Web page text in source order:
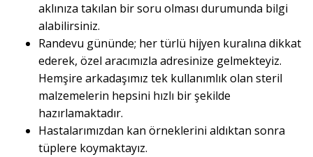
aklınıza takılan bir soru olması durumunda bilgi
alabilirsiniz.
Randevu gününde; her türlü hijyen kuralına dikkat
ederek, özel aracımızla adresinize gelmekteyiz.
Hemşire arkadaşımız tek kullanımlık olan steril
malzemelerin hepsini hızlı bir şekilde
hazırlamaktadır.
Hastalarımızdan kan örneklerini aldıktan sonra
tüplere koymaktayız.